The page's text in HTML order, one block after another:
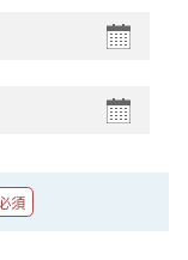
須